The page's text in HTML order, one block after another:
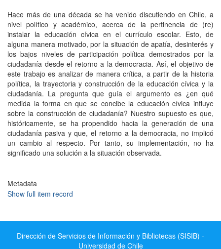
Hace más de una década se ha venido discutiendo en Chile, a
nivel político y académico, acerca de la pertinencia de (re)
instalar la educación cívica en el currículo escolar. Esto, de
alguna manera motivado, por la situación de apatía, desinterés y
los bajos niveles de participación política demostrados por la
ciudadanía desde el retorno a la democracia. Así, el objetivo de
este trabajo es analizar de manera crítica, a partir de la historia
política, la trayectoria y construcción de la educación cívica y la
ciudadanía. La pregunta que guía el argumento es ¿en qué
medida la forma en que se concibe la educación cívica influye
sobre la construcción de ciudadanía? Nuestro supuesto es que,
históricamente, se ha propendido hacia la generación de una
ciudadanía pasiva y que, el retorno a la democracia, no implicó
un cambio al respecto. Por tanto, su implementación, no ha
significado una solución a la situación observada.
Metadata
Show full item record
Dirección de Servicios de Información y Bibliotecas (SISIB) -
Universidad de Chile